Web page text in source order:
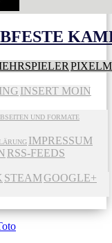
INSERT MOIN
UND FORMATE
IMPRESSUM
RSS-FEEDS
STEAMGOOGLE+